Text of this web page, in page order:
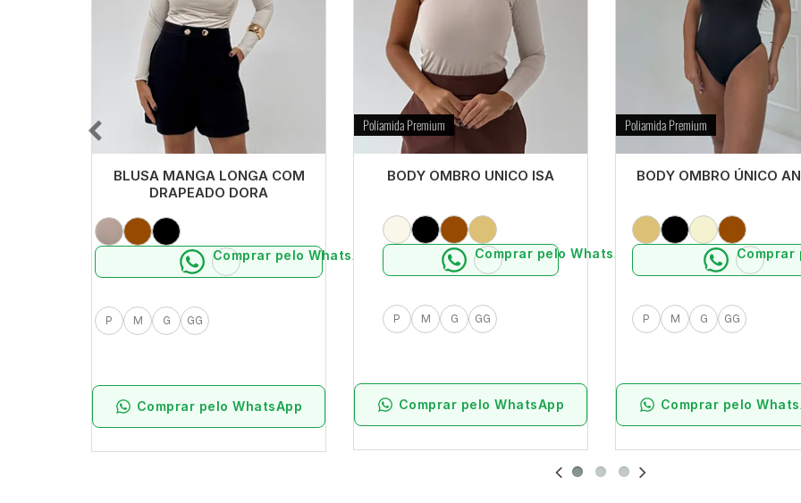
BLUSA MANGA LONGA COM
DRAPEADO DORA
Comprar pelo WhatsApp
P M G GG
Comprar pelo WhatsApp
Poliamida Premium
BODY OMBRO UNICO ISA
Comprar pelo WhatsApp
P M G GG
Comprar pelo WhatsApp
Poliamida Premium
BODY OMBRO ÚNICO
Comprar
P M G GG
Comprar pelo